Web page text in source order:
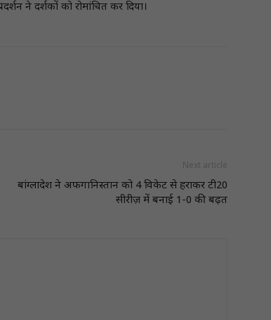
ने दर्शकों को रोमांचित कर दिया।
Next article
बांग्लादेश ने अफगानिस्तान को 4 विकेट से हराकर टी20
सीरीज़ में बनाई 1-0 की बढ़त